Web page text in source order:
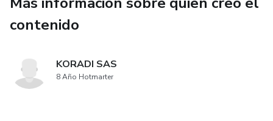
contenido
KORADI SAS
8 Año Hotmarter